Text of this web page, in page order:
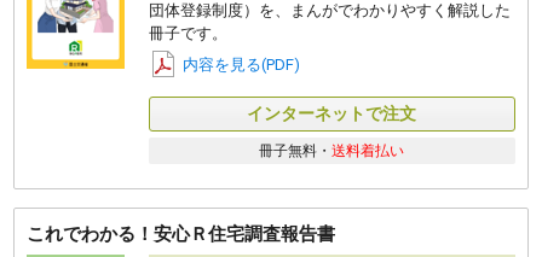
団体登録制度）を、まんがでわかりやすく解説した
冊子です。
内容を見る(PDF)
インターネットで注文
冊子無料・送料着払い
これでわかる！安心Ｒ住宅調査報告書